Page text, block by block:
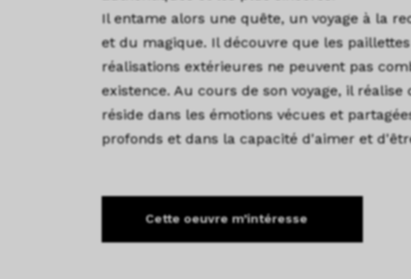
Il entame alors une quête, un voyage à la
et du magique. Il découvre que les
réalisations extérieures ne peuvent pas
existence. Au cours de son voyage, il
réside dans les émotions vécues et
profonds et dans la capacité d'aimer et
Cette oeuvre m’intéresse